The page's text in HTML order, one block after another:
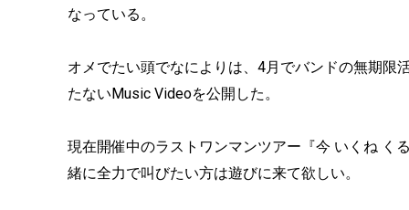
なっている。
オメでたい頭でなによりは、4月でバンドの無期限
たないMusic Videoを公開した。
現在開催中のラストワンマンツアー『今 いくね く
緒に全力で叫びたい方は遊びに来て欲しい。